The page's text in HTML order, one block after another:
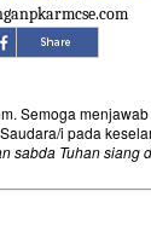
Semoga
i pada
sabda Tuhan siang